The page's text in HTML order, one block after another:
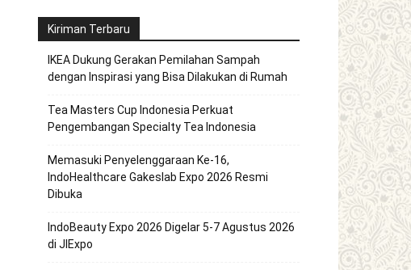
Kiriman Terbaru
IKEA Dukung Gerakan Pemilahan Sampah
dengan Inspirasi yang Bisa Dilakukan di Rumah
Tea Masters Cup Indonesia Perkuat
Pengembangan Specialty Tea Indonesia
Memasuki Penyelenggaraan Ke-16,
IndoHealthcare Gakeslab Expo 2026 Resmi
Dibuka
IndoBeauty Expo 2026 Digelar 5-7 Agustus 2026
di JIExpo